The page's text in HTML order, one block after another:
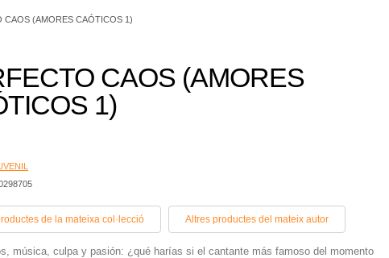
CAOS (AMORES CAÓTICOS 1)
CAOS (AMORES
1)
de la mateixa col·lecció Altres productes del mateix autor
música, culpa y pasión: ¿qué harías si el cantante más famoso del momento